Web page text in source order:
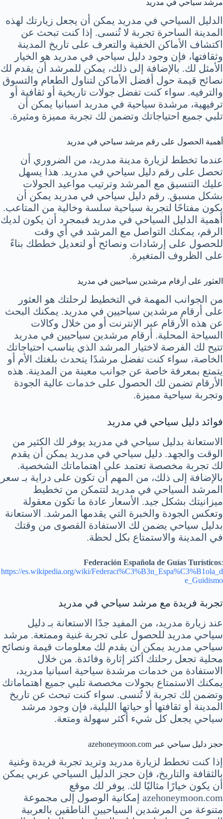
مرشد سياحي في مدريد
الدليل السياحي في مدريد يمكن أن يجعل زيارتك لهذه
المدينة الساحرة تجربة لا تُنسى. إذا كنت تبحث عن
اكتشاف الأماكن الخفية والتعرف على تاريخ المدينة
وثقافتها، فإن وجود دليل سياحي في مدريد هو الخيار
الأمثل لك. بالإضافة إلى ذلك، يمكن للمرشد أن يقدم لك
نصائح قيمة حول أفضل الأماكن لتناول الطعام والتسوق
والترفيه. سواء كنت تفضل جولات تاريخية أو ثقافية أو
ترفيهية، مرشدة سياحية في مدريد اسبانيا يمكن أن
تلبي جميع احتياجاتك وتضمن لك تجربة مميزة ومثيرة.
أهمية الحصول على رقم مرشد سياحي في مدريد
عندما تخطط لزيارة مدينة مدريد، من الضروري أن
تحصل على رقم دليل سياحي في مدريد. هذا يسهل
عليك التنسيق مع المرشد وترتيب مواعيد الجولات
بشكل مسبق. رقم دليل سياحي في مدريد يمكن أن
يكون مفتاحًا لتجربة سياحية سلسة وخالية من المتاعب.
أهمية الدليل السياحي في مدريد فبمجرد أن يكون لديك
الرقم، يمكنك التواصل مع المرشد في أي وقت
للحصول على إرشادات ونصائح أو لتعديل خططك بناءً
على الظروف المتغيرة.
العثور على أرقام مرشدين سياحيين في مدريد
من الجوانب المهمة في التخطيط لرحلتك هو العثور
على أرقام مرشدين سياحيين في مدريد. يمكنك البحث
عن هذه الأرقام عبر الإنترنت أو من خلال وكالات
السياحة المحلية. أرقام مرشدين سياحيين في مدريد
تتيح لك الفرصة لاختيار المرشد الذي يناسب احتياجاتك
الخاصة، سواء كنت تفضل مرشدًا يتحدث بلغتك الأم أو
يتمتع بمعرفة خاصة عن جوانب معينة من المدينة. هذه
الأرقام تضمن لك الحصول على خدمات عالية الجودة
وتجربة سياحية مميزة.
فوائد دليل سياحي في مدريد
الاستعانة بدليل سياحي في مدريد يوفر لك الكثير من
الوقت والجهد. دليل سياحي في مدريد يمكن أن يقدم
لك تجربة مخصصة تعتمد على اهتماماتك الشخصية.
بالإضافة إلى ذلك، من المهم أن تكون على دراية بـ سعر
المرشد السياحي في مدريد لتتمكن من تخطيط
ميزانيتك بشكل جيد. الأسعار عادة ما تكون معقولة
وتعكس الجودة والخبرة التي يقدمها المرشد. الاستعانة
بدليل سياحي يضمن لك الاستفادة القصوى من وقتك
في المدينة والاستمتاع بكل لحظة.
Federación Española de Guías Turísticos:
https://es.wikipedia.org/wiki/Federaci%C3%B3n_Espa%C3%B1ola_d
e_Guidismo
تجربة فريدة مع مرشد سياحي في مدريد
عند زيارة مدريد، من المفيد جدًا الاستعانة بـ دليل
سياحي مدريد للحصول على تجربة غنية وممتعة. مرشد
سياحي مدريد يمكن أن يقدم لك معلومات قيمة ونصائح
محلية تجعل رحلتك أكثر إثارة وفائدة. من خلال
الاستفادة من خدمات مرشدة سياحية اسبانيا مدريد،
يمكنك الاستمتاع بجولات مخصصة تلبي جميع اهتماماتك
وتضمن لك تجربة لا تُنسى. سواء كنت تبحث عن تاريخ
المدينة أو ثقافتها أو حياتها الليلية، فإن وجود مرشد
سياحي يجعل كل شيء أكثر سهولة ومتعة.
حجز دليل سياحي عبر azehoneymoon.com
إذا كنت تخطط لزيارة مدريد وتريد تجربة فريدة وغنية
بالثقافة والتاريخ، فإن حجز الدليل السياحي عربي يمكن
أن يكون خيارًا مثاليًا لك. يوفر لك موقع
azehoneymoon.com إمكانية الوصول إلى مجموعة
متنوعة من المرشدين السياحيين الناطقين بالعربية